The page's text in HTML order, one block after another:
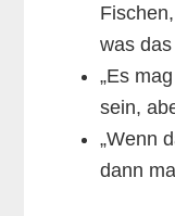
was das
„Es
sein,
„Wenn
dann